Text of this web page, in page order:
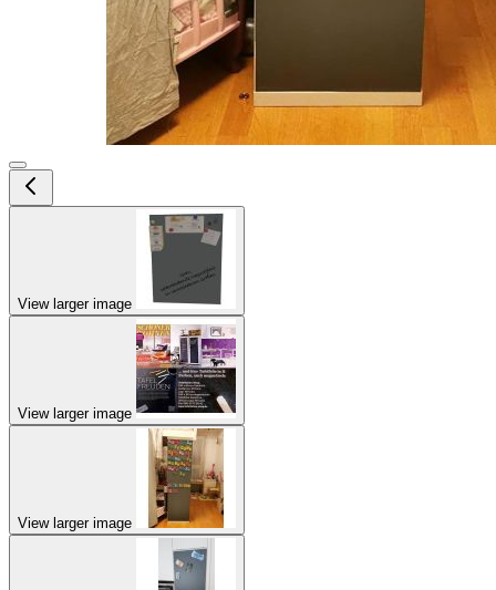
View larger image
View larger image
View larger image